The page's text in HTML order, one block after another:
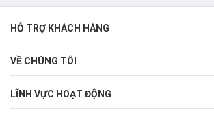
HỖ TRỢ KHÁCH HÀNG
VỀ CHÚNG TÔI
LĨNH VỰC HOẠT ĐỘNG